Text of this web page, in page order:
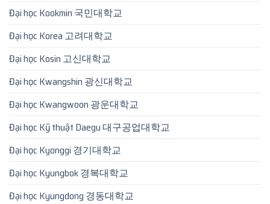
Đại học Kookmin 국민대학교
Đại học Korea 고려대학교
Đại học Kosin 고신대학교
Đại học Kwangshin 광신대학교
Đại học Kwangwoon 광운대학교
Đại học Kỹ thuật Daegu 대구공업대학교
Đại học Kyonggi 경기대학교
Đại học Kyungbok 경복대학교
Đại học Kyungdong 경동대학교